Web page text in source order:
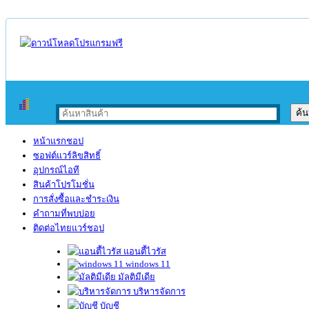
หน้าแรกชอป
ซอฟต์แวร์ลิขสิทธิ์
อุปกรณ์ไอที
สินค้าโปรโมชั่น
การสั่งซื้อและชำระเงิน
คำถามที่พบบ่อย
ติดต่อไทยแวร์ชอป
แอนตี้ไวรัส
windows 11
มัลติมีเดีย
บริหารจัดการ
บัญชี